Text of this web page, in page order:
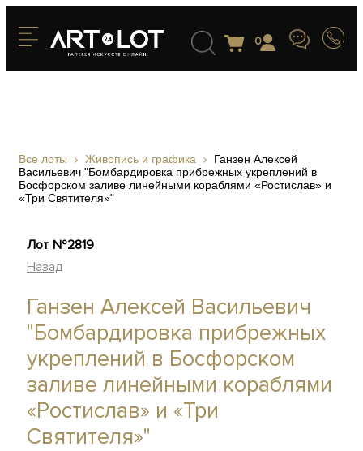
0
Все лоты Живопись и графика
Ганзен Алексей
Васильевич "Бомбардировка прибрежных укреплений в
Босфорском заливе линейными кораблями «Ростислав» и
«Три Святителя»"
Лот №2819
Назад
Ганзен Алексей Васильевич
"Бомбардировка прибрежных
укреплений в Босфорском
заливе линейными кораблями
«Ростислав» и «Три
Святителя»"